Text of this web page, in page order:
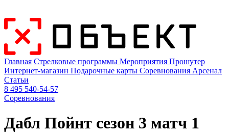
Главная Стрелковые программы Мероприятия Прошутер
Интернет-магазин Подарочные карты Соревнования Арсенал
Статьи
8 495 540-54-57
Соревнования
Дабл Пойнт сезон 3 матч 1